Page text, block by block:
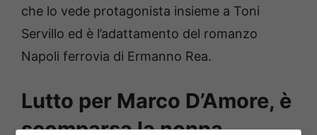
che lo vede protagonista insieme a Toni
Servillo ed è l’adattamento del romanzo
Napoli ferrovia di Ermanno Rea.
Lutto per Marco D’Amore, è
scomparsa la nonna